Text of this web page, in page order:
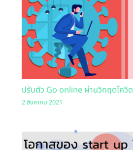
ปรับตัว Go online ผ่านวิกฤตโควิด
2 สิงหาคม 2021